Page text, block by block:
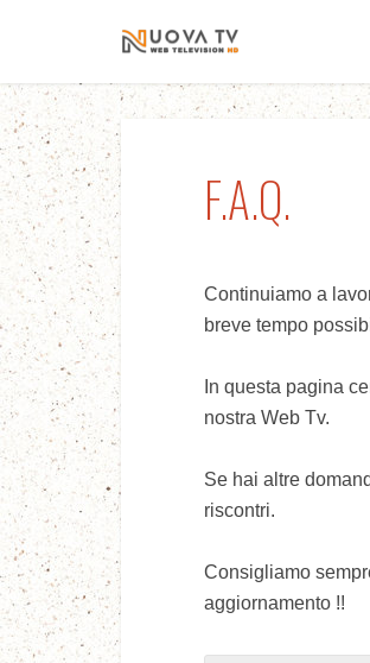
F.A.Q.
Continuiamo a
breve tempo
In questa pagina
nostra Web Tv.
Se hai altre
riscontri.
Consigliamo
aggiornamento !!